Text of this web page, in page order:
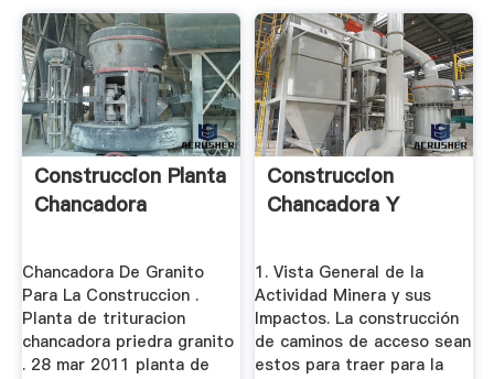
Construccion Planta
Chancadora
Chancadora De Granito
Para La Construccion .
Planta de trituracion
chancadora priedra granito
. 28 mar 2011 planta de
Construccion
Chancadora Y
1. Vista General de la
Actividad Minera y sus
Impactos. La construcción
de caminos de acceso sean
estos para traer para la